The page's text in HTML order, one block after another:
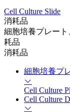
Cell Culture Slide
消耗品
細胞培養プレート
耗品
消耗品
細胞培養プ
Cell Culture
Cell Culture